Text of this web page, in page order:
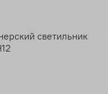
светильник